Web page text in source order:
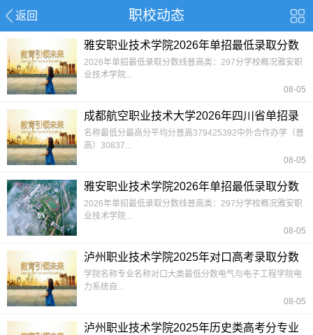
返回 职校动态
雅安职业技术学院2026年单招最低录取分数
线
2026年单招最低录取分数线普高类：297分学校概况雅安职
业技术学院...
08-05
成都航空职业技术大学2026年四川省单招录
取分数线
名称最低分最高分平均分普高379425392中外合作办学（普
高）30837...
08-05
雅安职业技术学院2026年单招最低录取分数
线
2026年单招最低录取分数线普高类：297分学校概况雅安职
业技术学院...
08-05
泸州职业技术学院2025年对口高考录取分数
线
学院名称专业名称对口大类最低分数电气与电子工程学院电
力系统自...
08-05
泸州职业技术学院2025年历史类高考分专业